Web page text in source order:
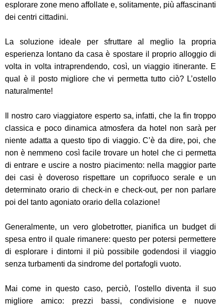
esplorare zone meno affollate e, solitamente, più affascinanti
dei centri cittadini.
La soluzione ideale per sfruttare al meglio la propria
esperienza lontano da casa è spostare il proprio alloggio di
volta in volta intraprendendo, così, un viaggio itinerante. E
qual è il posto migliore che vi permetta tutto ciò? L’ostello
naturalmente!
Il nostro caro viaggiatore esperto sa, infatti, che la fin troppo
classica e poco dinamica atmosfera da hotel non sarà per
niente adatta a questo tipo di viaggio. C’è da dire, poi, che
non è nemmeno così facile trovare un hotel che ci permetta
di entrare e uscire a nostro piacimento: nella maggior parte
dei casi è doveroso rispettare un coprifuoco serale e un
determinato orario di check-in e check-out, per non parlare
poi del tanto agoniato orario della colazione!
Generalmente, un vero globetrotter, pianifica un budget di
spesa entro il quale rimanere: questo per potersi permettere
di esplorare i dintorni il più possibile godendosi il viaggio
senza turbamenti da sindrome del portafogli vuoto.
Mai come in questo caso, perciò, l'ostello diventa il suo
migliore amico: prezzi bassi, condivisione e nuove